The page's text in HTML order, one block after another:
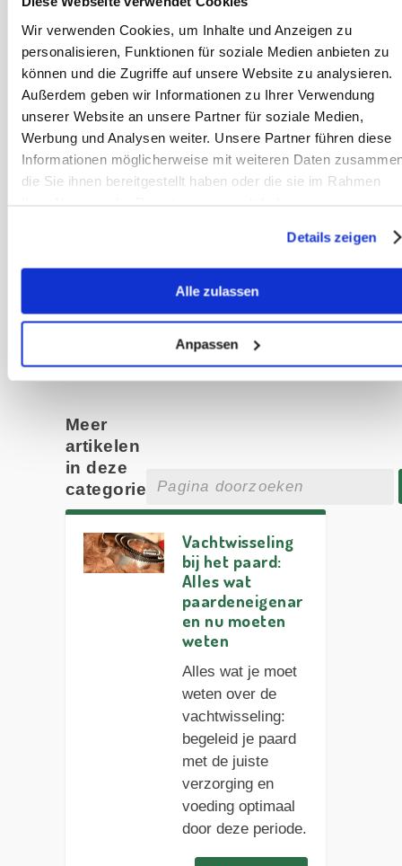
Wir verwenden Cookies, um Inhalte und Anzeigen zu
personalisieren, Funktionen für soziale Medien anbieten zu
können und die Zugriffe auf unsere Website zu analysieren.
Außerdem geben wir Informationen zu Ihrer Verwendung
unserer Website an unsere Partner für soziale Medien,
Werbung und Analysen weiter. Unsere Partner führen diese
Informationen möglicherweise mit weiteren Daten
die Sie ihnen bereitgestellt haben oder die sie im Rahmen
Details zeigen
Alle zulassen
Anpassen
Team
Sanoanimal
Wij zijn een
ervaren team van
therapeuten,
gespecialiseerd in
uitgebreide ervaring in de behandeling
vertrouwen we op diervriendelijke
de gezondheid van uw paard te
verbeteren. Profiteer van onze kennis
voor het welzijn van uw paard.
Meer
artikelen
in deze
categorie
Vachtwisseling
bij het paard:
Alles wat
paardeneigenar
en nu moeten
weten
Alles wat je moet
weten over de
vachtwisseling:
begeleid je paard
met de juiste
verzorging en
voeding optimaal
door deze periode.